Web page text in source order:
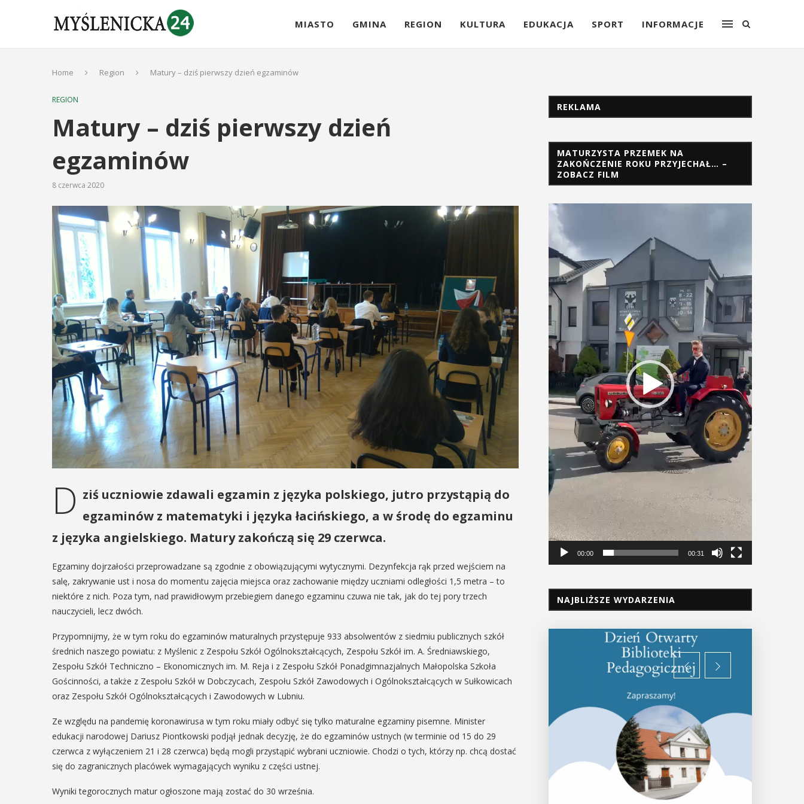
MIASTO GMINA REGION KULTURA EDUKACJA SPORT INFORMACJE
Home Region Matury – dziś pierwszy dzień egzaminów
REGION
Matury – dziś pierwszy dzień
egzaminów
8 czerwca 2020
D ziś uczniowie zdawali egzamin z języka polskiego, jutro przystąpią do
egzaminów z matematyki i języka łacińskiego, a w środę do egzaminu
z języka angielskiego. Matury zakończą się 29 czerwca.
Egzaminy dojrzałości przeprowadzane są zgodnie z obowiązującymi wytycznymi. Dezynfekcja rąk przed wejściem na
salę, zakrywanie ust i nosa do momentu zajęcia miejsca oraz zachowanie między uczniami odległości 1,5 metra – to
niektóre z nich. Poza tym, nad prawidłowym przebiegiem danego egzaminu czuwa nie tak, jak do tej pory trzech
nauczycieli, lecz dwóch.
Przypomnijmy, że w tym roku do egzaminów maturalnych przystępuje 933 absolwentów z siedmiu publicznych szkół
średnich naszego powiatu: z Myślenic z Zespołu Szkół Ogólnokształcących, Zespołu Szkół im. A. Średniawskiego,
Zespołu Szkół Techniczno – Ekonomicznych im. M. Reja i z Zespołu Szkół Ponadgimnazjalnych Małopolska Szkoła
Gościnności, a także z Zespołu Szkół w Dobczycach, Zespołu Szkół Zawodowych i Ogólnokształcących w Sułkowicach
oraz Zespołu Szkół Ogólnokształcących i Zawodowych w Lubniu.
Ze względu na pandemię koronawirusa w tym roku miały odbyć się tylko maturalne egzaminy pisemne. Minister
edukacji narodowej Dariusz Piontkowski podjął jednak decyzję, że do egzaminów ustnych (w terminie od 15 do 29
czerwca z wyłączeniem 21 i 28 czerwca) będą mogli przystąpić wybrani uczniowie. Chodzi o tych, którzy np. chcą dostać
się do zagranicznych placówek wymagających wyniku z części ustnej.
Wyniki tegorocznych matur ogłoszone mają zostać do 30 września.
REKLAMA
MATURZYSTA PRZEMEK NA
ZAKOŃCZENIE ROKU PRZYJECHAŁ… –
ZOBACZ FILM
Odtwarzacz
video
00:00 00:31
NAJBLIŻSZE WYDARZENIA